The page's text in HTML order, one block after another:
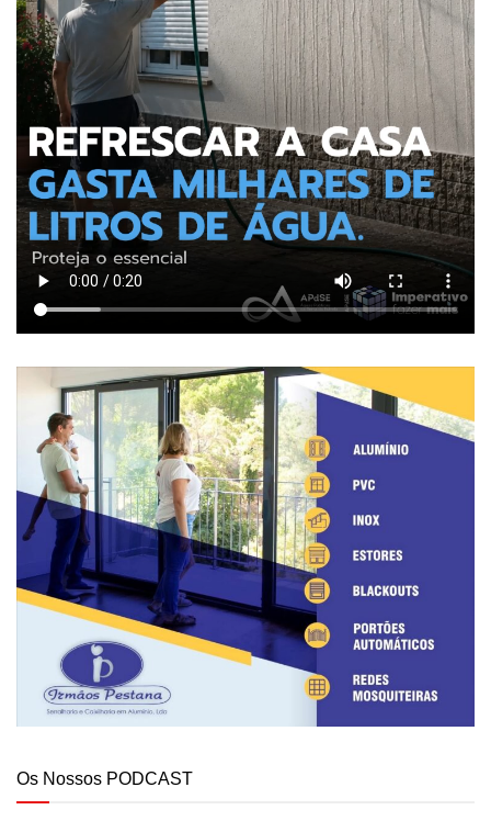
Os Nossos PODCAST